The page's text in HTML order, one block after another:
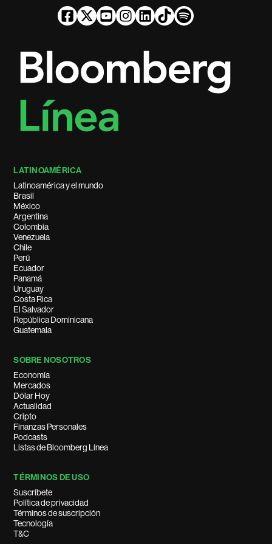
LATINOAMÉRICA
Latinoamérica y el mundo
Brasil
México
Argentina
Colombia
Venezuela
Chile
Perú
Ecuador
Panamá
Uruguay
Costa Rica
El Salvador
República Dominicana
Guatemala
SOBRE NOSOTROS
Economía
Mercados
Dólar Hoy
Actualidad
Cripto
Finanzas Personales
Podcasts
Listas de Bloomberg Línea
TÉRMINOS DE USO
Suscríbete
Política de privacidad
Términos de suscripción
Tecnología
T&C